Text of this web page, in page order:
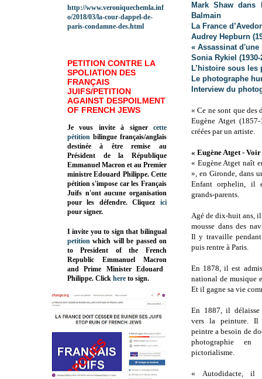
Mark Shaw dans
Balmain
La France
Audrey Hepburn
« Assassinat
Sonia Rykiel (1930-
L’histoire sous les
Le photographe
Interview du
« Ce ne sont que des
Eugène Atget
créées par un artiste.
« Eugène Atget -
« Eugène Atget naît
», en Gironde, dans
Enfant orphelin, il
grands-parents.
Agé de dix-huit ans,
mousse dans des
Il y travaille
puis rentre à Paris.
En 1878, il est
national de musique
Et il gagne sa vie
En 1887, il délaisse
vers la peinture. Il
peintre a besoin de
photographie
pictorialisme.
« Autodidacte, il
http://www.veroniquechemla.inf
o/2018/03/la-cour-dappel-de-
paris-condamne-des.html
PETITION CONTRE LA
SPOLIATION DES
FRANÇAIS
JUIFS/PETITION
AGAINST DESPOILMENT
OF FRENCH JEWS
Je vous invite à signer cette
pétition bilingue français/anglais
destinée à être remise au
Président de la République
Emmanuel Macron et au Premier
ministre Edouard Philippe. Cette
pétition s'impose car les Français
Juifs n'ont aucune organisation
pour les défendre. Cliquez
ici
pour signer.
I invite you to sign that bilingual
petition which will be passed on
to President of the French
Republic Emmanuel Macron
and Prime MinisterEdouard
Philippe. Click here to sign.